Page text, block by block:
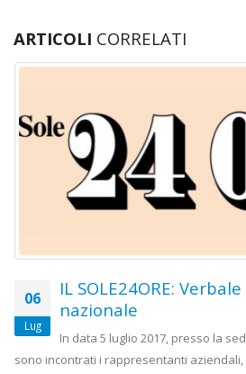
ARTICOLI CORRELATI
06
Lug
IL SOLE24ORE:
nazionale
In data 5 luglio 2017, presso la
sono incontrati i rappresentanti aziendali,